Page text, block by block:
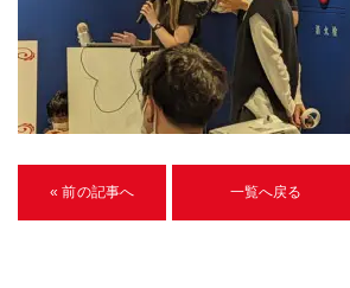
入学案内
受講生紹介
イベント
« 前の記事へ 一覧へ戻る